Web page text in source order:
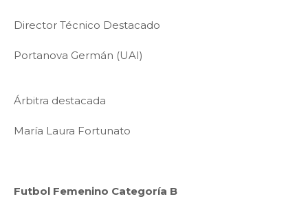
Director Técnico Destacado
Portanova Germán (UAI)
Árbitra destacada
María Laura Fortunato
Futbol Femenino Categoría B